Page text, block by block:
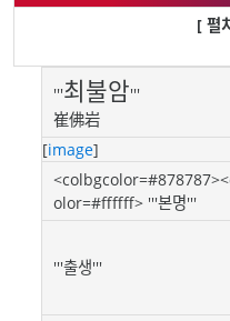
[ 펼
'''최불암'''
崔佛岩
[image]
olor=#ffffff> '''본명'''
'''출생'''